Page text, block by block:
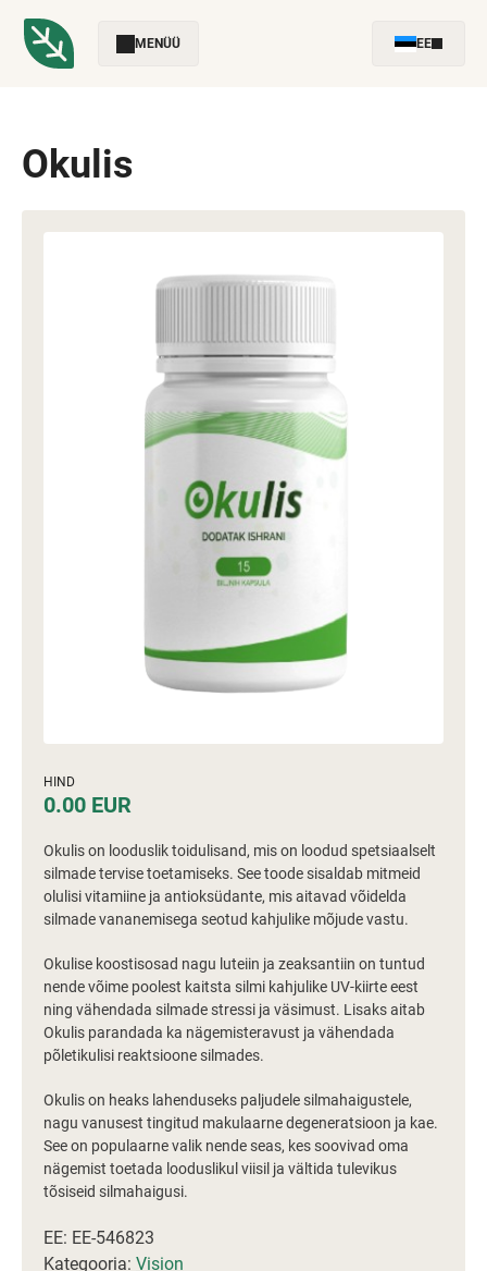
MENÜÜ EE
Okulis
HIND
0.00 EUR
Okulis on looduslik toidulisand, mis on loodud spetsiaalselt
silmade tervise toetamiseks. See toode sisaldab mitmeid
olulisi vitamiine ja antioksüdante, mis aitavad võidelda
silmade vananemisega seotud kahjulike mõjude vastu.
Okulise koostisosad nagu luteiin ja zeaksantiin on tuntud
nende võime poolest kaitsta silmi kahjulike UV-kiirte eest
ning vähendada silmade stressi ja väsimust. Lisaks aitab
Okulis parandada ka nägemisteravust ja vähendada
põletikulisi reaktsioone silmades.
Okulis on heaks lahenduseks paljudele silmahaigustele,
nagu vanusest tingitud makulaarne degeneratsioon ja kae.
See on populaarne valik nende seas, kes soovivad oma
nägemist toetada looduslikul viisil ja vältida tulevikus
tõsiseid silmahaigusi.
EE: EE-546823
Kategooria: Vision